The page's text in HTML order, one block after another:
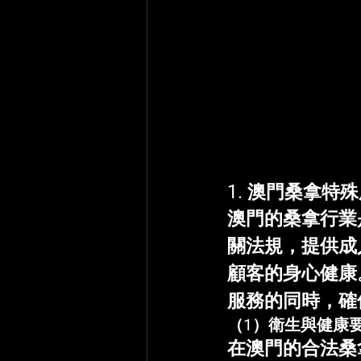
1. 澳門桑拿特
澳門的桑拿行
關法規，提供
顧客的身心健
服務的同時，
（1）衛生與健康
在澳門的合法